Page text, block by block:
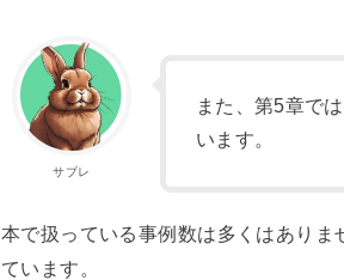
サブレ
また、第5章で
います。
本で扱っている事例数は多くはあり
ています。